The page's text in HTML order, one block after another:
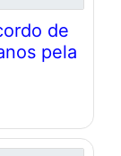
de
pela